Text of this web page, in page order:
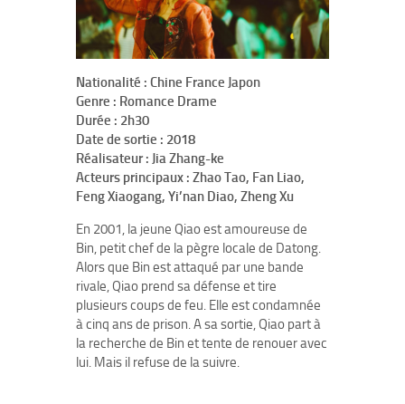
Nationalité : Chine France Japon
Genre : Romance Drame
Durée : 2h30
Date de sortie : 2018
Réalisateur : Jia Zhang-ke
Acteurs principaux : Zhao Tao, Fan Liao,
Feng Xiaogang, Yi’nan Diao, Zheng Xu
En 2001, la jeune Qiao est amoureuse de
Bin, petit chef de la pègre locale de Datong.
Alors que Bin est attaqué par une bande
rivale, Qiao prend sa défense et tire
plusieurs coups de feu. Elle est condamnée
à cinq ans de prison. A sa sortie, Qiao part à
la recherche de Bin et tente de renouer avec
lui. Mais il refuse de la suivre.